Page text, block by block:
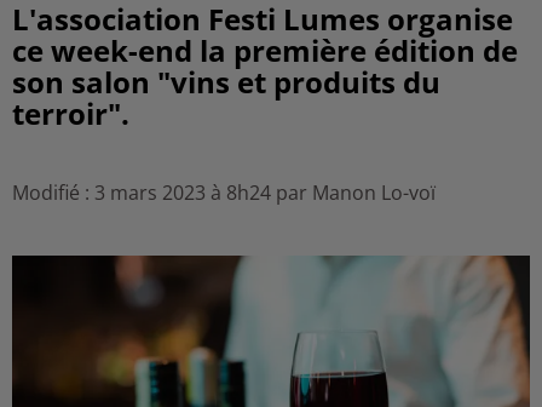
L'association Festi Lumes organise
ce week-end la première édition de
son salon "vins et produits du
terroir".
Modifié : 3 mars 2023 à 8h24 par Manon Lo-voï